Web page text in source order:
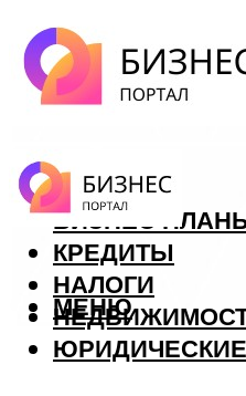
ФОРЕКС
БИЗНЕС
КРЕДИТЫ
НАЛОГИ
МЕНЮ